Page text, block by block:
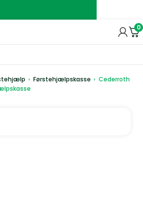
0
› Førstehjælpskasse › Cederroth